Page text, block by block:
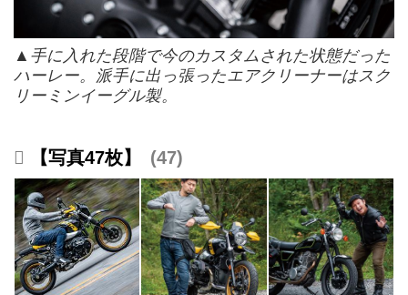
▲手に入れた段階で今のカスタムされた状態だった
ハーレー。派手に出っ張ったエアクリーナーはスク
リーミンイーグル製。
【写真47枚】 47